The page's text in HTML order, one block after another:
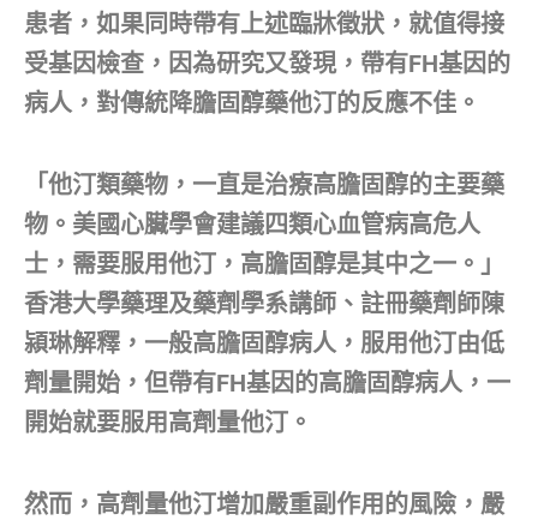
患者，如果同時帶有上述臨牀徵狀，就值得接
受基因檢查，因為研究又發現，帶有FH基因的
病人，對傳統降膽固醇藥他汀的反應不佳。
「他汀類藥物，一直是治療高膽固醇的主要藥
物。美國心臟學會建議四類心血管病高危人
士，需要服用他汀，高膽固醇是其中之一。」
香港大學藥理及藥劑學系講師、註冊藥劑師陳
潁琳解釋，一般高膽固醇病人，服用他汀由低
劑量開始，但帶有FH基因的高膽固醇病人，一
開始就要服用高劑量他汀。
然而，高劑量他汀增加嚴重副作用的風險，嚴